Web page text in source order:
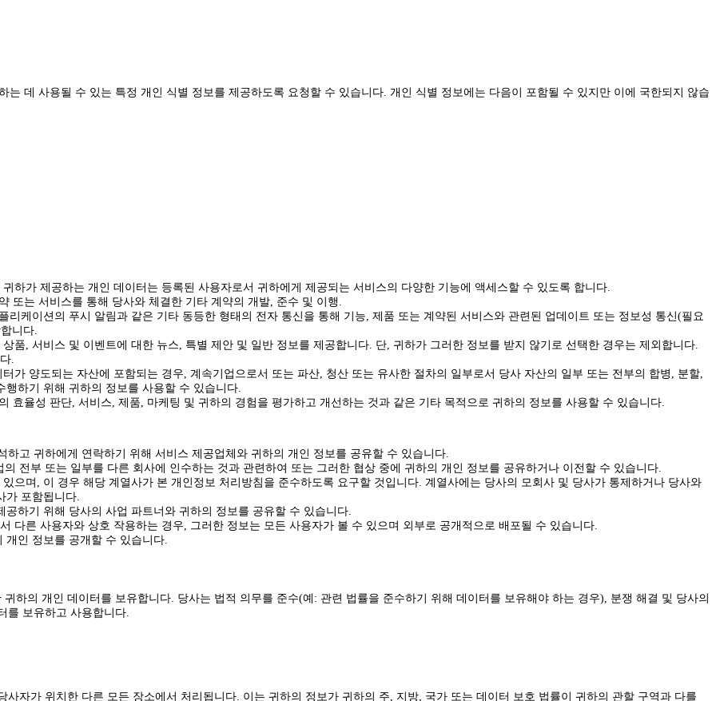
데 사용될 수 있는 특정 개인 식별 정보를 제공하도록 요청할 수 있습니다. 개인 식별 정보에는 다음이 포함될 수 있지만 이에 국한되지 않습
하가 제공하는 개인 데이터는 등록된 사용자로서 귀하에게 제공되는 서비스의 다양한 기능에 액세스할 수 있도록 합니다.
또는 서비스를 통해 당사와 체결한 기타 계약의 개발, 준수 및 이행.
리케이션의 푸시 알림과 같은 기타 동등한 형태의 전자 통신을 통해 기능, 제품 또는 계약된 서비스와 관련된 업데이트 또는 정보성 통신(필요
니다.
품, 서비스 및 이벤트에 대한 뉴스, 특별 제안 및 일반 정보를 제공합니다. 단, 귀하가 그러한 정보를 받지 않기로 선택한 경우는 제외합니다.
.
가 양도되는 자산에 포함되는 경우, 계속기업으로서 또는 파산, 청산 또는 유사한 절차의 일부로서 당사 자산의 일부 또는 전부의 합병, 분할,
하기 위해 귀하의 정보를 사용할 수 있습니다.
효율성 판단, 서비스, 제품, 마케팅 및 귀하의 경험을 평가하고 개선하는 것과 같은 기타 목적으로 귀하의 정보를 사용할 수 있습니다.
하고 귀하에게 연락하기 위해 서비스 제공업체와 귀하의 개인 정보를 공유할 수 있습니다.
전부 또는 일부를 다른 회사에 인수하는 것과 관련하여 또는 그러한 협상 중에 귀하의 개인 정보를 공유하거나 이전할 수 있습니다.
으며, 이 경우 해당 계열사가 본 개인정보 처리방침을 준수하도록 요구할 것입니다. 계열사에는 당사의 모회사 및 당사가 통제하거나 당사와
가 포함됩니다.
하기 위해 당사의 사업 파트너와 귀하의 정보를 공유할 수 있습니다.
다른 사용자와 상호 작용하는 경우, 그러한 정보는 모든 사용자가 볼 수 있으며 외부로 공개적으로 배포될 수 있습니다.
개인 정보를 공개할 수 있습니다.
하의 개인 데이터를 보유합니다. 당사는 법적 의무를 준수(예: 관련 법률을 준수하기 위해 데이터를 보유해야 하는 경우), 분쟁 해결 및 당사의
를 보유하고 사용합니다.
자가 위치한 다른 모든 장소에서 처리됩니다. 이는 귀하의 정보가 귀하의 주, 지방, 국가 또는 데이터 보호 법률이 귀하의 관할 구역과 다를